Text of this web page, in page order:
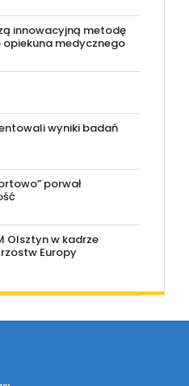
innowacyjną metodę
opiekuna medycznego
wyniki badań
porwał
Olsztyn w kadrze
Europy